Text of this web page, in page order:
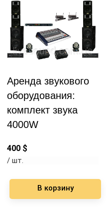
Аренда звукового
оборудования:
комплект звука
4000W
400 $
/ шт.
В корзину